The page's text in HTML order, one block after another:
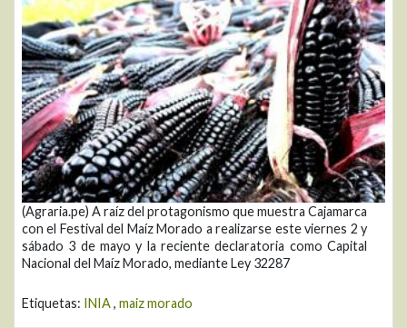
(Agraria.pe) A raíz del protagonismo que muestra Cajamarca
con el Festival del Maíz Morado a realizarse este viernes 2 y
sábado 3 de mayo y la reciente declaratoria como Capital
Nacional del Maíz Morado, mediante Ley 32287
Etiquetas: INIA, maiz morado